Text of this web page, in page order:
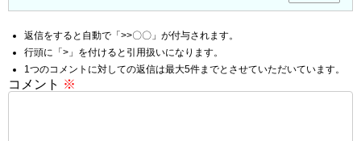
返信をすると自動で「>>〇〇」が付与されます。
行頭に「>」を付けると引用扱いになります。
1つのコメントに対しての返信は最大5件までとさせていただいています。
コメント ※